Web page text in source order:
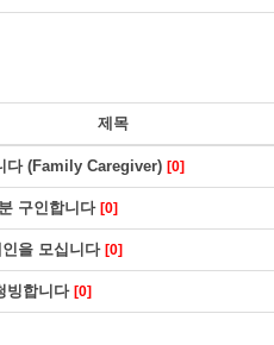
제목
다 (Family Caregiver) [0]
구인합니다 [0]
을 모십니다 [0]
빙합니다 [0]